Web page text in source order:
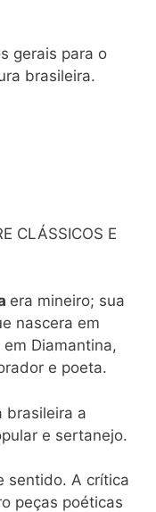
gerais para o
brasileira.
CLÁSSICOS E
era mineiro; sua
nascera em
em Diamantina,
e poeta.
brasileira a
e sertanejo.
sentido. A crítica
peças poéticas